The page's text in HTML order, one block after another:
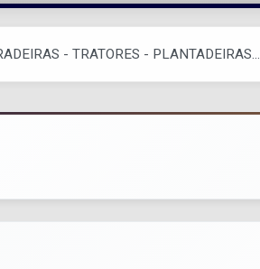
- TRATORES - PLANTADEIRAS...